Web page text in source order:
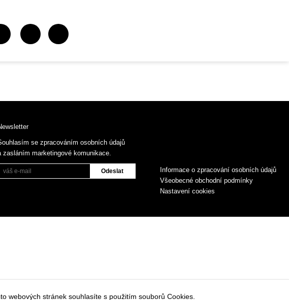
Informace o zpracování osobních údajů
Všeobecné obchodní podmínky
Nastavení cookies
se zpracováním osobních údajů
zasláním marketingové komunikace.
webových stránek souhlasíte s použitím souborů Cookies.